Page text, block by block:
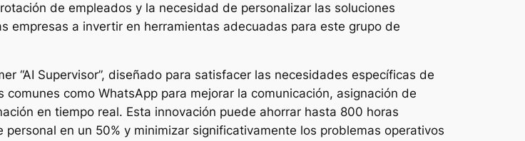
de empleados y la necesidad de personalizar las soluciones
empresas a invertir en herramientas adecuadas para este grupo de
“AI Supervisor”, diseñado para satisfacer las necesidades específicas de
como WhatsApp para mejorar la comunicación, asignación de
en tiempo real. Esta innovación puede ahorrar hasta 800 horas
en un 50% y minimizar significativamente los problemas operativos